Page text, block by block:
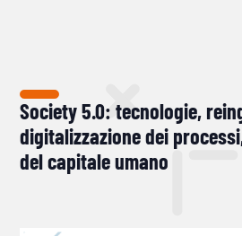
Society 5.0: tecnologie,
digitalizzazione dei
del capitale umano